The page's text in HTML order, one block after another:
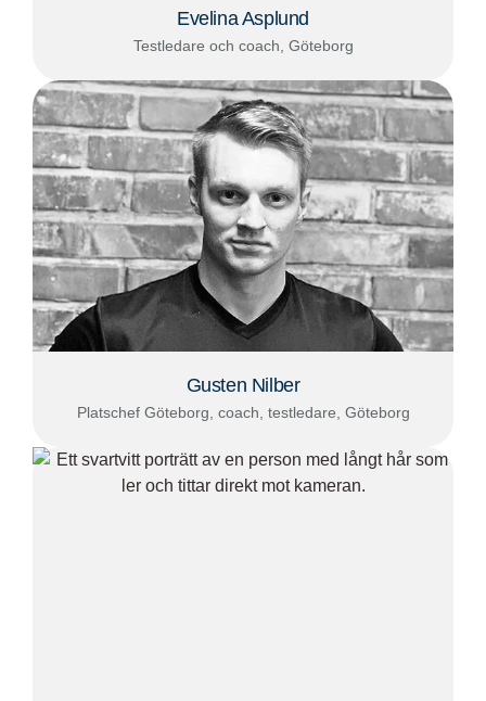
Evelina Asplund
Testledare och coach, Göteborg
Gusten Nilber
Platschef Göteborg, coach, testledare, Göteborg